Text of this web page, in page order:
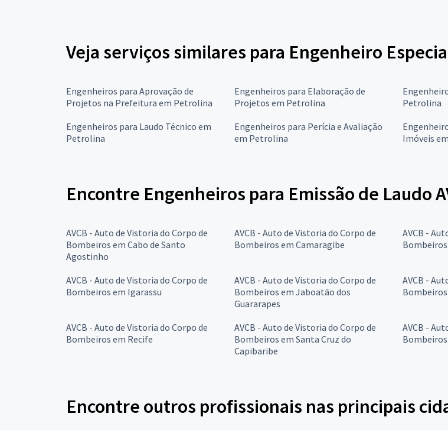
Veja serviços similares para Engenheiro
Engenheiros para Aprovação de
Projetos na Prefeitura em Petrolina
Engenheiros para Elaboração de
Projetos em Petrolina
Petrolina
Engenheiros para Laudo Técnico em
Petrolina
Engenheiros para Perícia e Avaliação
em Petrolina
Imóveis
Encontre Engenheiros para Emissão de Laudo
AVCB - Auto de Vistoria do Corpo de
Bombeiros em Cabo de Santo
Agostinho
AVCB - Auto de Vistoria do Corpo de
Bombeiros em Camaragibe
AVCB -
AVCB - Auto de Vistoria do Corpo de
Bombeiros em Igarassu
AVCB - Auto de Vistoria do Corpo de
Bombeiros em Jaboatão dos
Guararapes
AVCB -
AVCB - Auto de Vistoria do Corpo de
Bombeiros em Recife
AVCB - Auto de Vistoria do Corpo de
Bombeiros em Santa Cruz do
Capibaribe
AVCB -
Encontre outros profissionais nas principais